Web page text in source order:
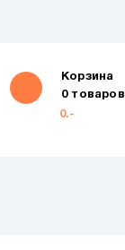
Корзина
0 товаров
0.-